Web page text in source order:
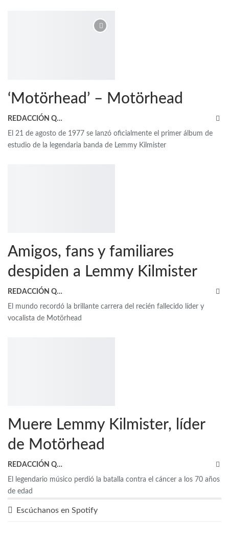
‘Motörhead’ – Motörhead
REDACCIÓN QRP
El 21 de agosto de 1977 se lanzó oficialmente el primer álbum de
estudio de la legendaria banda de Lemmy Kilmister
Amigos, fans y familiares
despiden a Lemmy Kilmister
REDACCIÓN QRP
El mundo recordó la brillante carrera del recién fallecido líder y
vocalista de Motörhead
Muere Lemmy Kilmister, líder
de Motörhead
REDACCIÓN QRP
El legendario músico perdió la batalla contra el cáncer a los 70 años
de edad
Escúchanos en Spotify